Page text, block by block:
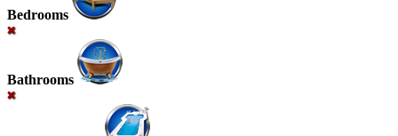
Bedrooms
Bathrooms